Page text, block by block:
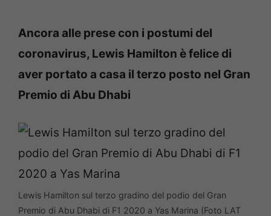
Ancora alle prese con i postumi del
coronavirus, Lewis Hamilton è felice di
aver portato a casa il terzo posto nel Gran
Premio di Abu Dhabi
Lewis Hamilton sul terzo gradino del podio del Gran
Premio di Abu Dhabi di F1 2020 a Yas Marina (Foto LAT